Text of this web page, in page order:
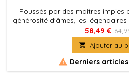
Poussés par des maîtres impies
générosité d'âmes, les
sortis des pages de l'histoire et
plus pour conquérir les
58,49 €
 Ajouter au
 Derniers